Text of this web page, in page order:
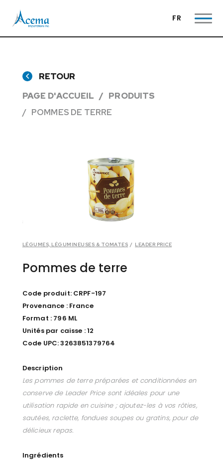
FR
RETOUR
PAGE D'ACCUEIL
PRODUITS
POMMES DE TERRE
LÉGUMES, LÉGUMINEUSES & TOMATES / LEADER PRICE
Pommes de terre
Code produit: CRPF-197
Provenance : France
Format : 796 ML
Unités par caisse : 12
Code UPC: 3263851379764
Description
Les pommes de terre préparées et conditionnées en
conserve de Leader Price sont idéales pour une
utilisation rapide en cuisine ; ajoutez-les à vos rôties,
sautées, raclette, fondues soupes ou gratins, pour de
délicieux repas.
Ingrédients